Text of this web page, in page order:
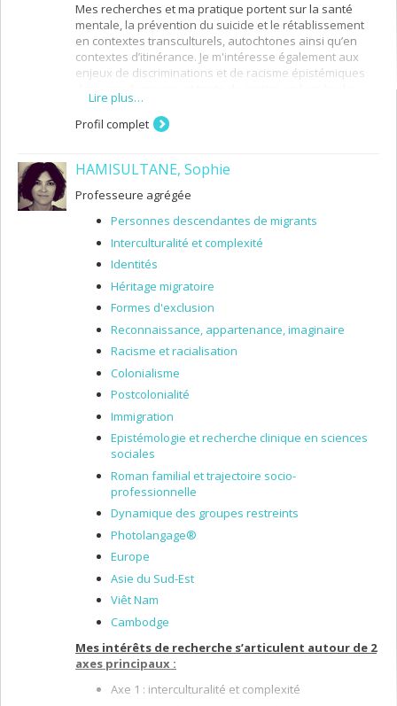
Mes recherches et ma pratique portent sur la santé
mentale, la prévention du suicide et le rétablissement
en contextes transculturels, autochtones ainsi qu’en
contextes d’itinérance. Je m'intéresse également aux
enjeux de discriminations et de racisme épistémiques
richesse des différents savoirs, en recherche et en
intervention.
Lire plus…
Profil complet
HAMISULTANE, Sophie
Professeure agrégée
Personnes descendantes de migrants
Interculturalité et complexité
Identités
Héritage migratoire
Formes d'exclusion
Reconnaissance, appartenance, imaginaire
Racisme et racialisation
Colonialisme
Postcolonialité
Immigration
Epistémologie et recherche clinique en sciences
sociales
Roman familial et trajectoire socio-
professionnelle
Dynamique des groupes restreints
Photolangage®
Europe
Asie du Sud-Est
Viêt Nam
Cambodge
Mes intérêts de recherche s’articulent autour de 2
axes principaux :
Axe 1 : interculturalité et complexité